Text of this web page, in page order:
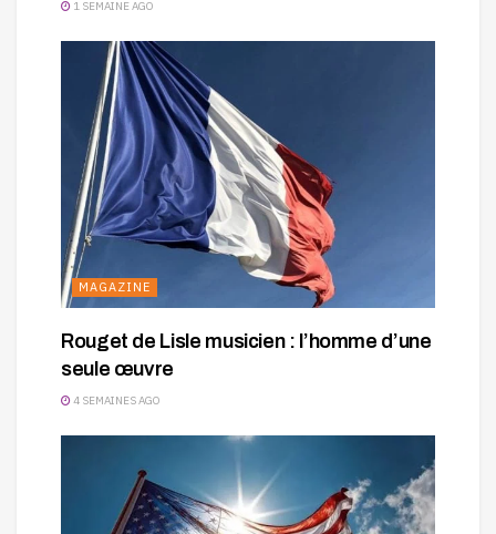
1 SEMAINE AGO
MAGAZINE
Rouget de Lisle musicien : l’homme d’une
seule œuvre
4 SEMAINES AGO